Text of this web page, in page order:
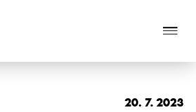
20. 7. 2023